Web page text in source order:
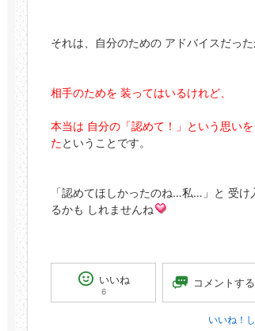
それは、自分のための アドバイスだった
相手のためを 装ってはいるけれど、
本当は 自分の「認めて！」という思い
たということです。
「認めてほしかったのね…私…」と 受け
るかも しれませんね
いいね
6
コメントする
いいね！